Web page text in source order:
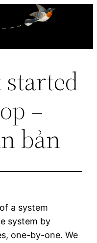
started
–
bản
a system
system by
one-by-one. We